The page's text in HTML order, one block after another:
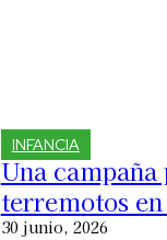
INFANCIA
Una
terremotos
30 junio, 2026